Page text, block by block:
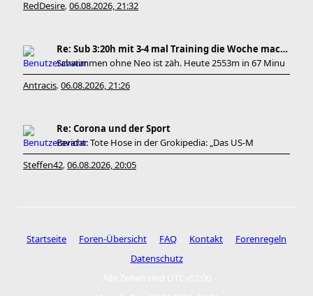
RedDesire, 06.08.2026, 21:32
Re: Sub 3:20h mit 3-4 mal Training die Woche machb
Schwimmen ohne Neo ist zäh. Heute 2553m in 67 Minu
Antracis, 06.08.2026, 21:26
Re: Corona und der Sport
Bericht: Tote Hose in der Grokipedia: „Das US-M
Steffen42, 06.08.2026, 20:05
Startseite Foren-Übersicht FAQ Kontakt
Forenregeln
Datenschutz